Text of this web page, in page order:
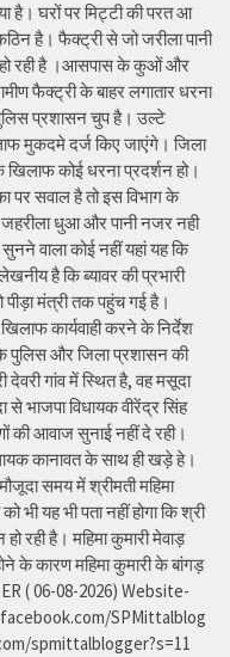
है। घरों पर मिट्टी की परत आ
है। फैक्ट्री से जो जरीला पानी
रही है ।आसपास के कुओं और
फैक्ट्री के बाहर लगातार धरना
प्रशासन चुप है। उल्टे
मुकदमे दर्ज किए जाएंगे। जिला
कोई धरना प्रदर्शन हो।
पर सवाल है तो इस विभाग के
धुआ और पानी नजर नही
वाला कोई नहीं यहां यह कि
है कि ब्यावर की प्रभारी
पीड़ा मंत्री तक पहुंच गई है।
कार्यवाही करने के निर्देश
के पुलिस और जिला प्रशासन की
गांव में स्थित है, वह मसूदा
भाजपा विधायक वीरेंद्र सिंह
की आवाज सुनाई नहीं दे रही।
कानावत के साथ ही खड़े हे।
समय में श्रीमती महिमा
भी यह भी पता नहीं होगा कि श्री
रही है। महिमा कुमारी मेवाड़
के कारण महिमा कुमारी के बांगड़
( 06-08-2026) Website-
SPMittalblog
spmittalblogger?s=11